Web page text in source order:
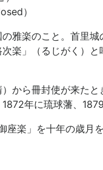
）
雅楽のこと。首里
楽」（るじがく）
から冊封使が来た
年に琉球藩、
楽」を十年の歳月